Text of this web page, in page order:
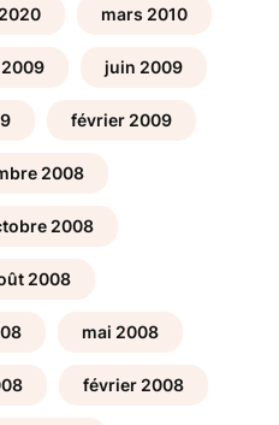
mars 2010
juin 2009
février 2009
2008
2008
2008
mai 2008
février 2008